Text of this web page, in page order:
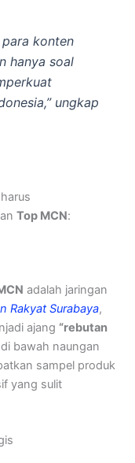
para konten
hanya soal
ungkap
Top MCN:
adalah jaringan
Rakyat Surabaya,
ajang “rebutan
bawah naungan
sampel produk
yang sulit